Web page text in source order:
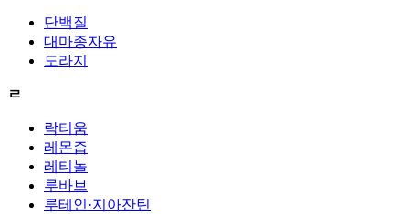
단백질
대마종자유
도라지
ㄹ
락티움
레몬즙
레티놀
루바브
루테인·지아잔틴